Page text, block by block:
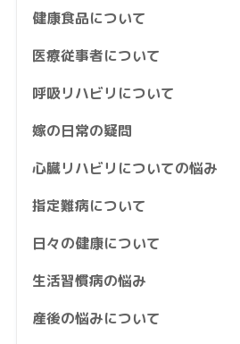
健康食品について
医療従事者について
呼吸リハビリについて
嫁の日常の疑問
心臓リハビリについての悩み
指定難病について
日々の健康について
生活習慣病の悩み
産後の悩みについて